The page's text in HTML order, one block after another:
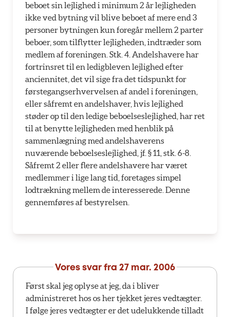
beboet sin lejlighed i minimum 2 år lejligheden
ikke ved bytning vil blive beboet af mere end 3
personer bytningen kun foregår mellem 2 parter
beboer, som tilflytter lejligheden, indtræder som
medlem af foreningen. Stk. 4. Andelshavere har
fortrinsret til en ledigbleven lejlighed efter
anciennitet, det vil sige fra det tidspunkt for
førstegangserhvervelsen af andel i foreningen,
eller såfremt en andelshaver, hvis lejlighed
støder op til den ledige beboelseslejlighed, har ret
til at benytte lejligheden med henblik på
sammenlægning med andelshaverens
nuværende beboelseslejlighed, jf. § 11, stk. 6-8.
Såfremt 2 eller flere andelshavere har været
medlemmer i lige lang tid, foretages simpel
lodtrækning mellem de interesserede. Denne
gennemføres af bestyrelsen.
Vores svar fra 27 mar. 2006
Først skal jeg oplyse at jeg, da i bliver
administreret hos os her tjekket jeres vedtægter.
I følge jeres vedtægter er det udelukkende tilladt